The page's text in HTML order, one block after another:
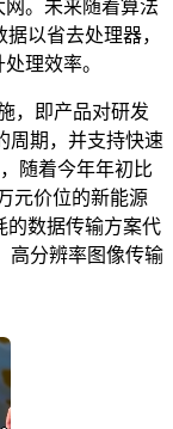
网。未来随着算法
以省去处理器，
理效率。
，即产品对研发
周期，并支持快速
随着今年年初比
元价位的新能源
的数据传输方案代
高分辨率图像传输